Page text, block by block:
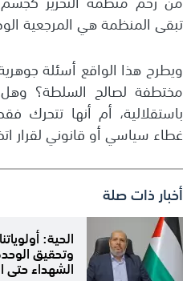
تبقى المنظمة هي المرجعية
ويطرح هذا الواقع أسئلة
مختطفة لصالح السلطة؟
باستقلالية، أم أنها تتحرك
غطاء سياسي أو قانوني لقرار
أخبار ذات صلة
الحية:
وتحقيق
الشهداء حتى